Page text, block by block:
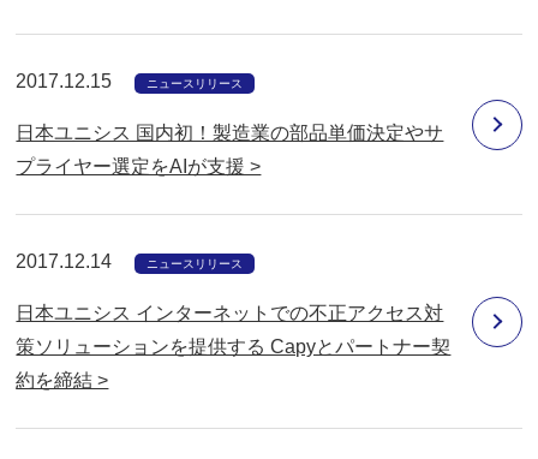
2017.12.15 ニュースリリース
日本ユニシス 国内初！製造業の部品単価決定やサ
プライヤー選定をAIが支援 >
2017.12.14 ニュースリリース
日本ユニシス インターネットでの不正アクセス対
策ソリューションを提供する Capyとパートナー契
約を締結 >